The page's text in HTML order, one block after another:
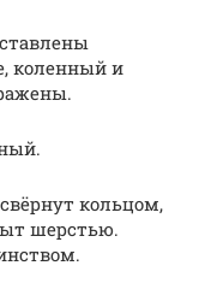
коленный и
кольцом,
шерстью.